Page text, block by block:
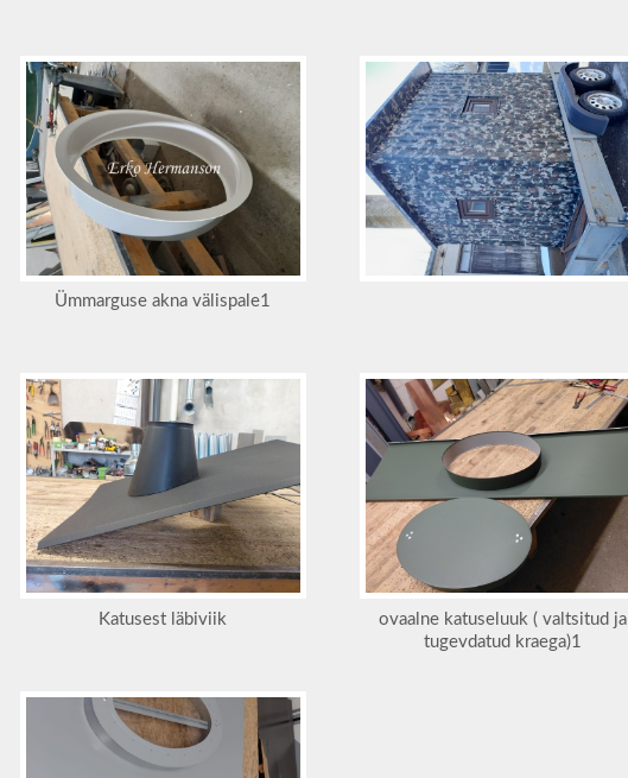
Ümmarguse akna välispale1
Katusest läbiviik
ovaalne katuseluuk ( valtsitud ja
tugevdatud kraega)1